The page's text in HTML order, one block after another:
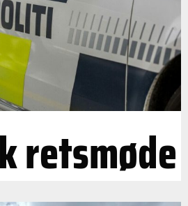
retsmøde